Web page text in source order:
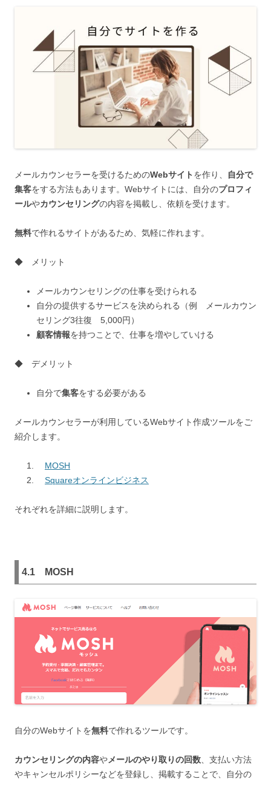
メールカウンセラーを受けるためのWebサイト を作り、
自分で
集客をする方法もあります。Webサイトには、自分のプロフィ
ールやカウンセリングの内容を掲載し、依頼を受けます。
無料で作れるサイトがあるため、気軽に作れます。
◆ メリット
メールカウンセリングの仕事を受けられる
自分の提供するサービスを決められる（例 メールカウン
セリング3往復 5,000円）
顧客情報を持つことで、仕事を増やしていける
◆ デメリット
自分で集客をする必要がある
メールカウンセラーが利用しているWebサイト作成ツールをご
紹介します。
MOSH
Squareオンラインビジネス
それぞれを詳細に説明します。
4.1 MOSH
自分のWebサイトを無料で作れるツールです。
カウンセリングの内容やメールのやり取りの回数、支払い方法
やキャンセルポリシーなどを登録し、掲載することで、自分の